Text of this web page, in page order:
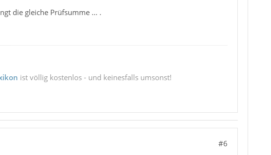
die gleiche Prüfsumme ... .
ist völlig kostenlos - und keinesfalls umsonst!
#6